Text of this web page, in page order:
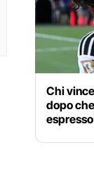
Chi
dopo